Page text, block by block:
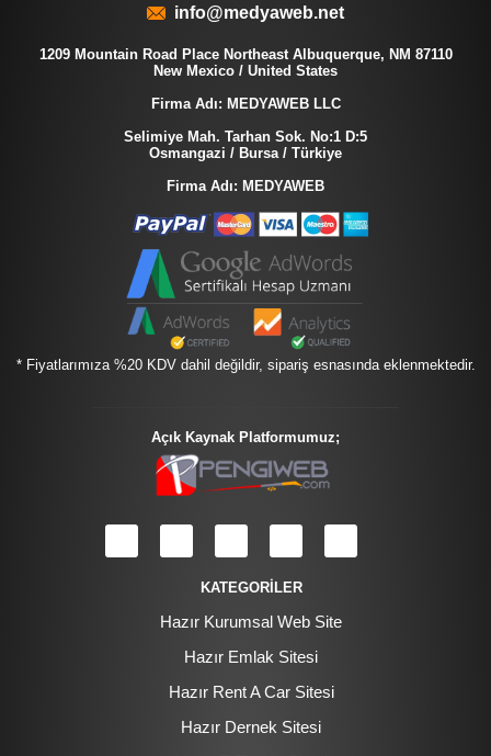
info@medyaweb.net
1209 Mountain Road Place Northeast Albuquerque, NM 87110
New Mexico / United States
Firma Adı: MEDYAWEB LLC
Selimiye Mah. Tarhan Sok. No:1 D:5
Osmangazi / Bursa / Türkiye
Firma Adı: MEDYAWEB
* Fiyatlarımıza %20 KDV dahil değildir, sipariş esnasında eklenmektedir.
Açık Kaynak Platformumuz;
KATEGORİLER
Hazır Kurumsal Web Site
Hazır Emlak Sitesi
Hazır Rent A Car Sitesi
Hazır Dernek Sitesi